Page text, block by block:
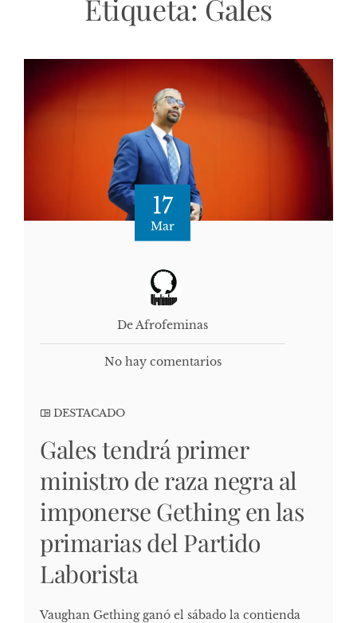
Etiqueta: Gales
17
Mar
De Afrofeminas
No hay comentarios
DESTACADO
Gales tendrá primer
ministro de raza negra al
imponerse Gething en las
primarias del Partido
Laborista
Vaughan Gething ganó el sábado la contienda